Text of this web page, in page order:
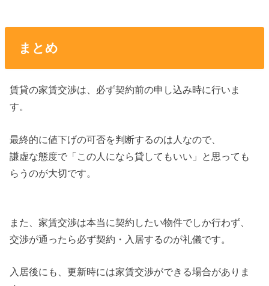
まとめ
賃貸の家賃交渉は、必ず契約前の申し込み時に行いま
す。
最終的に値下げの可否を判断するのは人なので、
謙虚な態度で「この人になら貸してもいい」と思っても
らうのが大切です。
また、家賃交渉は本当に契約したい物件でしか行わず、
交渉が通ったら必ず契約・入居するのが礼儀です。
入居後にも、更新時には家賃交渉ができる場合がありま